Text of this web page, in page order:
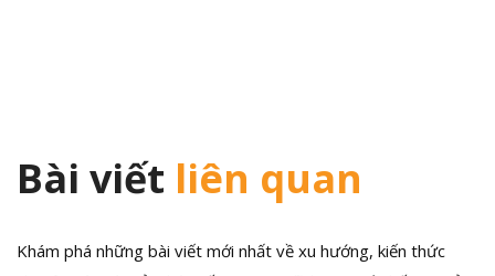
Bài viết liên quan
Khám phá những bài viết mới nhất về xu hướng, kiến thức